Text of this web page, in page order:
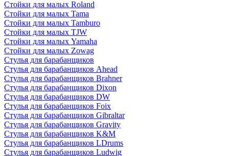
Стойки для малых Roland
Стойки для малых Tama
Стойки для малых Tamburo
Стойки для малых TJW
Стойки для малых Yamaha
Стойки для малых Zowag
Стулья для барабанщиков
Стулья для барабанщиков Ahead
Стулья для барабанщиков Brahner
Стулья для барабанщиков Dixon
Стулья для барабанщиков DW
Стулья для барабанщиков Foix
Стулья для барабанщиков Gibraltar
Стулья для барабанщиков Gravity
Стулья для барабанщиков K&M
Стулья для барабанщиков LDrums
Стулья для барабанщиков Ludwig